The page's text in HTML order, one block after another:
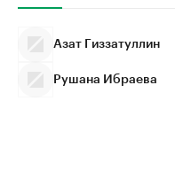
Азат Гиззатуллин
Рушана Ибраева